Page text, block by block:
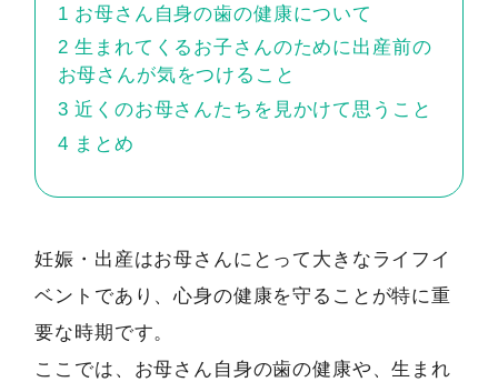
1 お母さん自身の歯の健康について
2 生まれてくるお子さんのために出産前の
お母さんが気をつけること
3 近くのお母さんたちを見かけて思うこと
4 まとめ
妊娠・出産はお母さんにとって大きなライフイ
ベントであり、心身の健康を守ることが特に重
要な時期です。
ここでは、お母さん自身の歯の健康や、生まれ